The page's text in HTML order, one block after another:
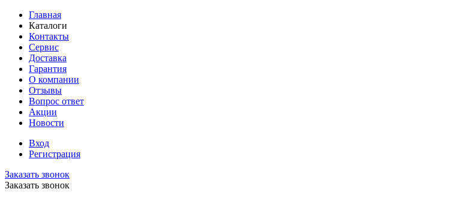
Главная
Каталоги
Контакты
Сервис
Доставка
Гарантия
О компании
Отзывы
Вопрос ответ
Акции
Новости
Вход
Регистрация
Заказать звонок
Заказать звонок